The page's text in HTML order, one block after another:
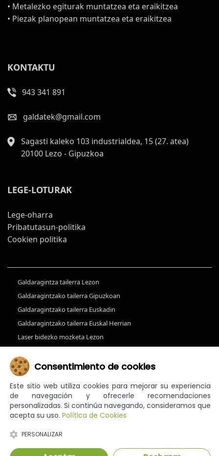
• Metalezko egiturak muntatzea eta eraikitzea
• Piezak planopean muntatzea eta eraikitzea
KONTAKTU
943 341 891
galdatek@gmail.com
Sagasti kaleko 103 industrialdea, 15 (27. atea)
20100 Lezo - Gipuzkoa
LEGE-LOTURAK
Lege-oharra
Pribatutasun-politika
Cookien politika
Galdaragintza tailerra Lezon
Galdaragintzako tailerra Gipuzkoan
Galdaragintzako tailerra Euskadin
Galdaragintzako tailerra Euskal Herrian
Laser bidezko mozketa Lezon
Galdaragintzak Gipuzkoan
Laser bidezko ebaketa Gipuzkoan
Laser bidezko ebaketa Euskadin
Galdarategiak Euskadin
© CALDERERÍA GALDATEK, S.L.L. - Eskubide guztiak erreserbatuta
Consentimiento de cookies
Este sitio web utiliza cookies para mejorar su experiencia
de navegación y ofrecerle recomendaciones
personalizadas. Si continúa navegando, consideramos que
acepta su uso. Política de Cookies
PERSONALIZAR